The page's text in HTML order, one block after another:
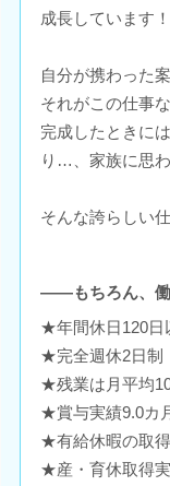
成長しています！
自分が携わった
それがこの仕事
完成したときに
り…、家族に思
そんな誇らしい
――もちろん、働
★年間休日120日
★完全週休2日制
★残業は月平均
★賞与実績9.0カ
★有給休暇の取
★産・育休取得